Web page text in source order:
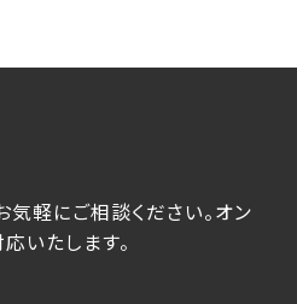
軽にご相談ください。オン
いたします。